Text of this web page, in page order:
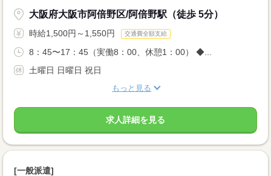
大阪府大阪市阿倍野区/阿倍野駅（徒歩 5分）
時給1,500円～1,550円 交通費全額支給
8：45〜17：45（実働8：00、休憩1：00） ◆...
土曜日 日曜日 祝日
もっと見る
求人詳細を見る
[一般派遣]